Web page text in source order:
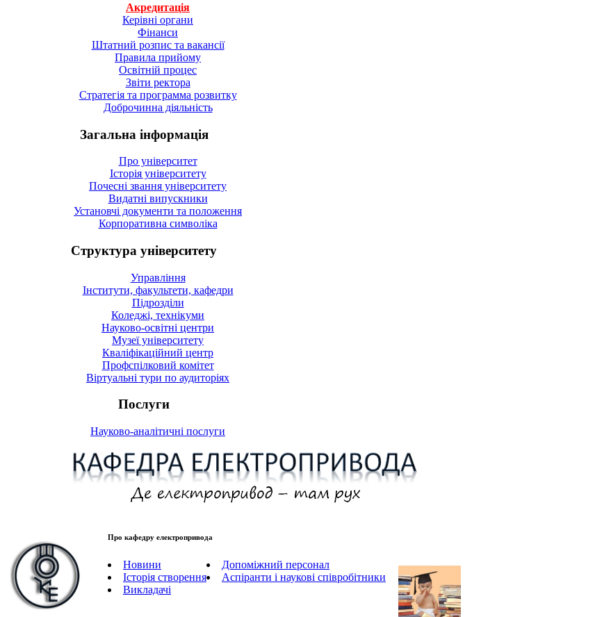
Акредитація
Керівні органи
Фінанси
Штатний розпис та вакансії
Правила прийому
Освітній процес
Звіти ректора
Стратегія та программа розвитку
Доброчинна діяльність
Загальна інформація
Про університет
Історія університету
Почесні звання університету
Видатні випускники
Установчі документи та положення
Корпоративна символiка
Структура університету
Управління
Інститути, факультети, кафедри
Підрозділи
Коледжі, технікуми
Науково-освітні центри
Музеї університету
Кваліфікаційний центр
Профспілковий комітет
Віртуальні тури по аудиторіях
Послуги
Науково-аналітичні послуги
Про кафедру електропривода
Новини
Історія створення
Викладачі
Допоміжний персонал
Аспіранти і наукові співробітники